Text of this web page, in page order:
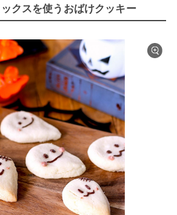
クスを使うおばけクッキー